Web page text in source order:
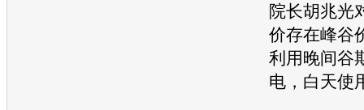
院长胡兆光
价存在峰谷
利用晚间谷
电，白天使